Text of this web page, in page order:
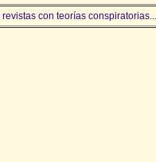
con teorías conspiratorias...